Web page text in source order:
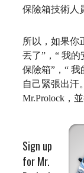
保險箱技術人
所以，如果你
丟了”，“ 我
保險箱”，“ 我
自己緊張出汗
Mr.Prolock，
Sign up
for Mr.